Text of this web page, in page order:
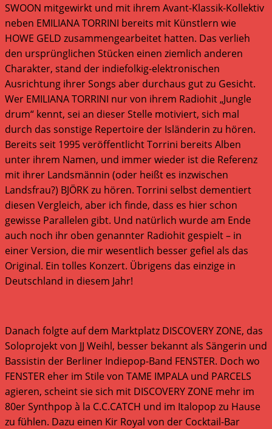
SWOON mitgewirkt und mit ihrem Avant-Klassik-Kollektiv
neben EMILIANA TORRINI bereits mit Künstlern wie
HOWE GELD zusammengearbeitet hatten. Das verlieh
den ursprünglichen Stücken einen ziemlich anderen
Charakter, stand der indiefolkig-elektronischen
Ausrichtung ihrer Songs aber durchaus gut zu Gesicht.
Wer EMILIANA TORRINI nur von ihrem Radiohit „Jungle
drum“ kennt, sei an dieser Stelle motiviert, sich mal
durch das sonstige Repertoire der Isländerin zu hören.
Bereits seit 1995 veröffentlicht Torrini bereits Alben
unter ihrem Namen, und immer wieder ist die Referenz
mit ihrer Landsmännin (oder heißt es inzwischen
Landsfrau?) BJÖRK zu hören. Torrini selbst dementiert
diesen Vergleich, aber ich finde, dass es hier schon
gewisse Parallelen gibt. Und natürlich wurde am Ende
auch noch ihr oben genannter Radiohit gespielt – in
einer Version, die mir wesentlich besser gefiel als das
Original. Ein tolles Konzert. Übrigens das einzige in
Deutschland in diesem Jahr!
Danach folgte auf dem Marktplatz DISCOVERY ZONE, das
Soloprojekt von JJ Weihl, besser bekannt als Sängerin und
Bassistin der Berliner Indiepop-Band FENSTER. Doch wo
FENSTER eher im Stile von TAME IMPALA und PARCELS
agieren, scheint sie sich mit DISCOVERY ZONE mehr im
80er Synthpop à la C.C.CATCH und im Italopop zu Hause
zu fühlen. Dazu einen Kir Royal von der Cocktail-Bar